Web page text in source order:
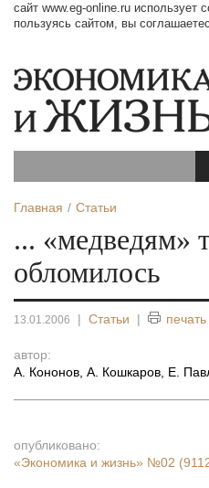
сайт www.eg-online.ru использует
пользуясь сайтом, вы
Главная Статьи
... «медведям»
обломилось
13.01.2006 | Статьи | печать
автор:
А. Кононов, А. Кошкаров, Е.
опубликовано:
«Экономика и жизнь» №02